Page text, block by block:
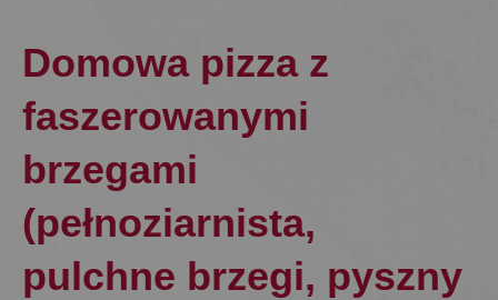
Domowa pizza z
faszerowanymi
brzegami
(pełnoziarnista,
pulchne brzegi, pyszny